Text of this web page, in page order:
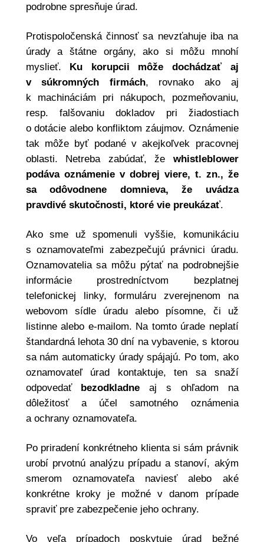
podrobne spresňuje úrad.
Protispoločenská činnosť sa nevzťahuje iba na
úrady a štátne orgány, ako si môžu mnohí
myslieť. Ku korupcii môže dochádzať aj
v súkromných firmách, rovnako ako aj
k machináciám pri nákupoch, pozmeňovaniu,
resp. falšovaniu dokladov pri žiadostiach
o dotácie alebo konfliktom záujmov. Oznámenie
tak môže byť podané v akejkoľvek pracovnej
oblasti. Netreba zabúdať, že whistleblower
podáva oznámenie v dobrej viere, t. zn., že
sa odôvodnene domnieva, že uvádza
pravdivé skutočnosti, ktoré vie preukázať.
Ako sme už spomenuli vyššie, komunikáciu
s oznamovateľmi zabezpečujú právnici úradu.
Oznamovatelia sa môžu pýtať na podrobnejšie
informácie prostredníctvom bezplatnej
telefonickej linky, formuláru zverejnenom na
webovom sídle úradu alebo písomne, či už
listinne alebo e-mailom. Na tomto úrade neplatí
štandardná lehota 30 dní na vybavenie, s ktorou
sa nám automaticky úrady spájajú. Po tom, ako
oznamovateľ úrad kontaktuje, ten sa snaží
odpovedať bezodkladneaj s ohľadom na
dôležitosť a účel samotného oznámenia
a ochrany oznamovateľa.
Po priradení konkrétneho klienta si sám právnik
urobí prvotnú analýzu prípadu a stanoví, akým
smerom oznamovateľa naviesť alebo aké
konkrétne kroky je možné v danom prípade
spraviť pre zabezpečenie jeho ochrany.
Vo veľa prípadoch poskytuje úrad bežné